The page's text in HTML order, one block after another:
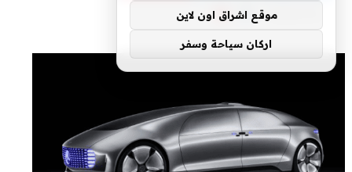
Follow Us
Google
News
Flipboard
موقع اشراق اون لاين
اركان سياحة وسفر